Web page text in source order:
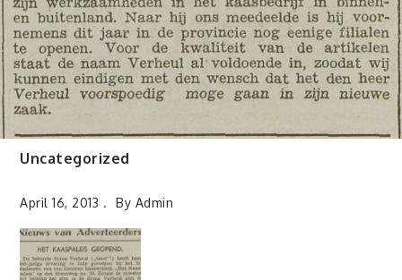
Uncategorized
April 16, 2013 By Admin